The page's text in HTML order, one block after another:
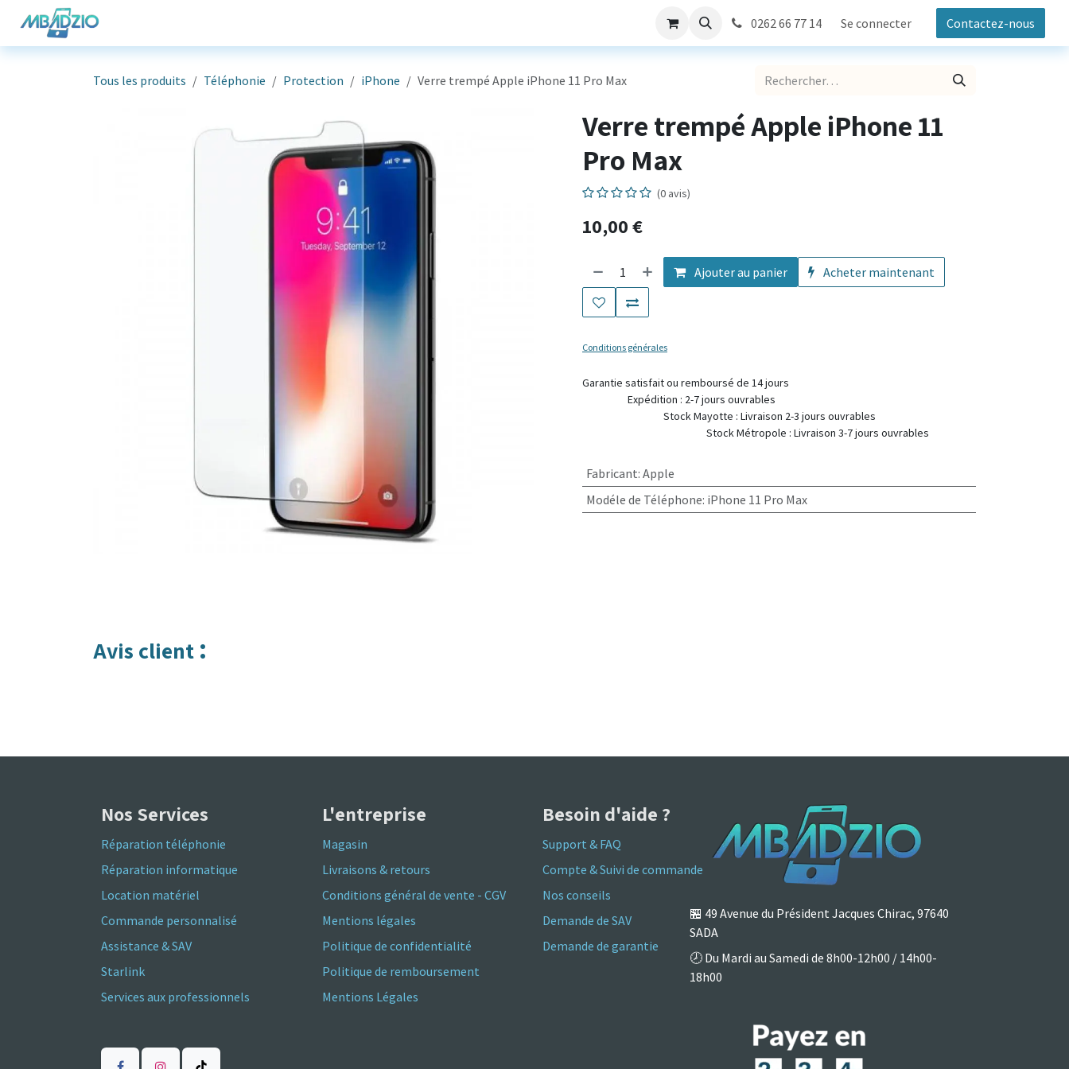
Se rendre au contenu
0262 66 77 14 Se connecter Contactez-nous
Tous les produits Téléphonie Protection iPhone Verre trempé Apple iPhone 11 Pro Max
Verre trempé Apple iPhone 11
Pro Max
(0 avis)
10,00€
Ajouter au panier Acheter maintenant
Conditions générales
Garantie satisfait ou remboursé de 14 jours
Expédition : 2-7 jours ouvrables
Stock Mayotte : Livraison 2-3 jours ouvrables
Stock Métropole : Livraison 3-7 jours ouvrables
Fabricant: Apple
Modéle de Téléphone: iPhone 11 Pro Max
Avis client :
L'entreprise
Magasin
Livraisons & retours
Conditions général de vente - CGV
Mentions légales
Politique de confidentialité
Politique de remboursement
Mentions Légales
Besoin d'aide ?
Support & FAQ
Compte & Suivi de commande
Nos conseils
Demande de SAV
Demande de garantie
Nos Services
Réparation téléphonie
Réparation informatique
Location matériel
Commande personnalisé
Assistance & SAV
Starlink
Services aux professionnels
🏪 49 Avenue du Président Jacques Chirac, 97640
SADA
🕗 Du Mardi au Samedi de 8h00-12h00 / 14h00-
18h00